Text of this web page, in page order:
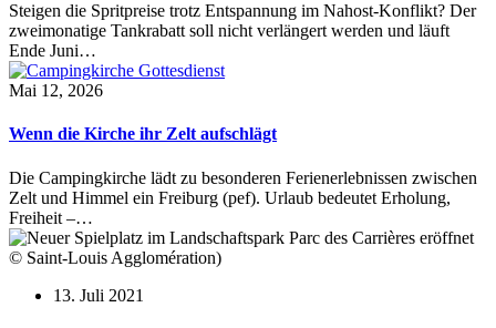
Steigen die Spritpreise trotz Entspannung im Nahost-Konflikt? Der
zweimonatige Tankrabatt soll nicht verlängert werden und läuft
Ende Juni…
Mai 12, 2026
Wenn die Kirche ihr Zelt aufschlägt
Die Campingkirche lädt zu besonderen Ferienerlebnissen zwischen
Zelt und Himmel ein Freiburg (pef). Urlaub bedeutet Erholung,
Freiheit –…
© Saint-Louis Agglomération)
13. Juli 2021